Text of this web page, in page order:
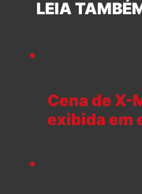
LEIA
Cena de X-
exibida em